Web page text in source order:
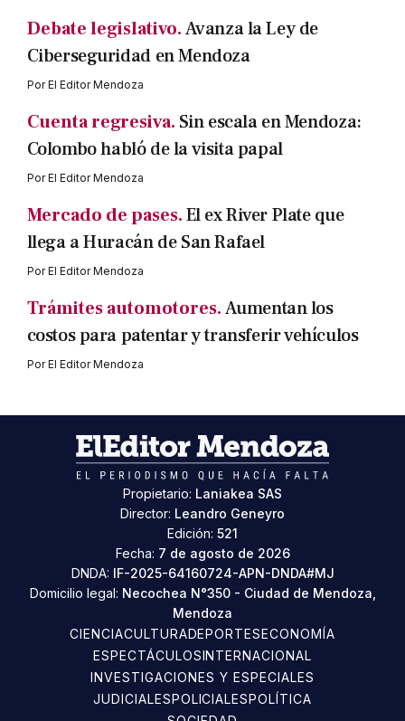
Debate legislativo.Avanza la Ley de
Ciberseguridad en Mendoza
PorEl Editor Mendoza
Cuenta regresiva. Sin escala en Mendoza:
Colombo habló de la visita papal
PorEl Editor Mendoza
Mercado de pases.El ex River Plate que
llega a Huracán de San Rafael
PorEl Editor Mendoza
Trámites automotores.Aumentan los
costos para patentar y transferir vehículos
PorEl Editor Mendoza
Propietario: Laniakea SAS
Director: Leandro Geneyro
Edición: 521
Fecha: 7 de agosto de 2026
DNDA: IF-2025-64160724-APN-DNDA#MJ
Domicilio legal: Necochea N°350 - Ciudad de Mendoza,
Mendoza
CIENCIACULTURADEPORTESECONOMÍA
ESPECTÁCULOSINTERNACIONAL
INVESTIGACIONES Y ESPECIALES
JUDICIALESPOLICIALESPOLÍTICA